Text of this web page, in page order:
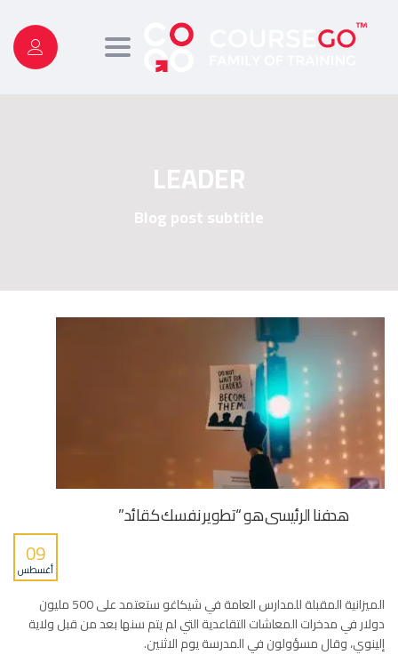
Toggle
LEADER
Blog post subtitle
هدفنا الرئيسي هو “تطوير نفسك كقائد”
09
أغسطس
الميزانية المقبلة للمدارس العامة في شيكاغو ستعتمد على 500 مليون
دولار في مدخرات المعاشات التقاعدية التي لم يتم سنها بعد من قبل ولاية
إلينوي، وقال مسؤولون في المدرسة يوم الاثنين.